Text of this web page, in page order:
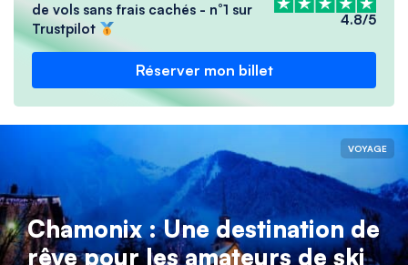
de vols sans frais cachés - n°1 sur
Trustpilot
4.8/5
Réserver mon billet
VOYAGE
Chamonix : Une destination de
rêve pour les amateurs de ski